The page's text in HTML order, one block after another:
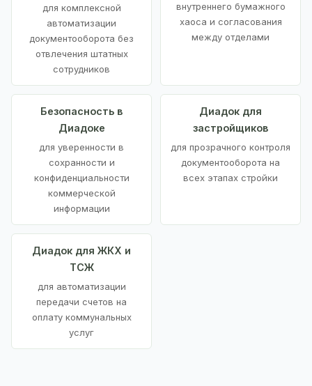
для комплексной
автоматизации
документооборота без
отвлечения штатных
сотрудников
внутреннего бумажного
хаоса и согласования
между отделами
Безопасность в
Диадоке
для уверенности в
сохранности и
конфиденциальности
коммерческой
информации
Диадок для
застройщиков
для прозрачного контроля
документооборота на
всех этапах стройки
Диадок для ЖКХ и
ТСЖ
для автоматизации
передачи счетов на
оплату коммунальных
услуг